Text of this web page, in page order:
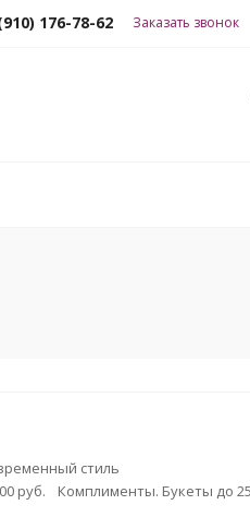
176-78-62 Заказать звонок
стиль
руб.
Комплименты. Букеты до